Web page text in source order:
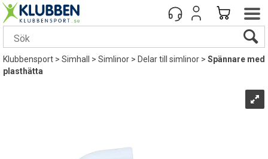
Klubbensport>Simhall >Simlinor>Delar till simlinor>Spännare med
plasthätta